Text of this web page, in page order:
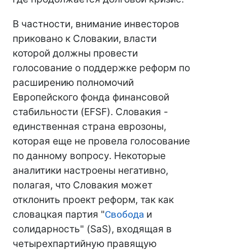
В частности, внимание инвесторов
приковано к Словакии, власти
которой должны провести
голосование о поддержке реформ по
расширению полномочий
Европейского фонда финансовой
стабильности (EFSF). Словакия -
единственная страна еврозоны,
которая еще не провела голосование
по данному вопросу. Некоторые
аналитики настроены негативно,
полагая, что Словакия может
отклонить проект реформ, так как
словацкая партия "Свобода и
солидарность" (SaS), входящая в
четырехпартийную правящую